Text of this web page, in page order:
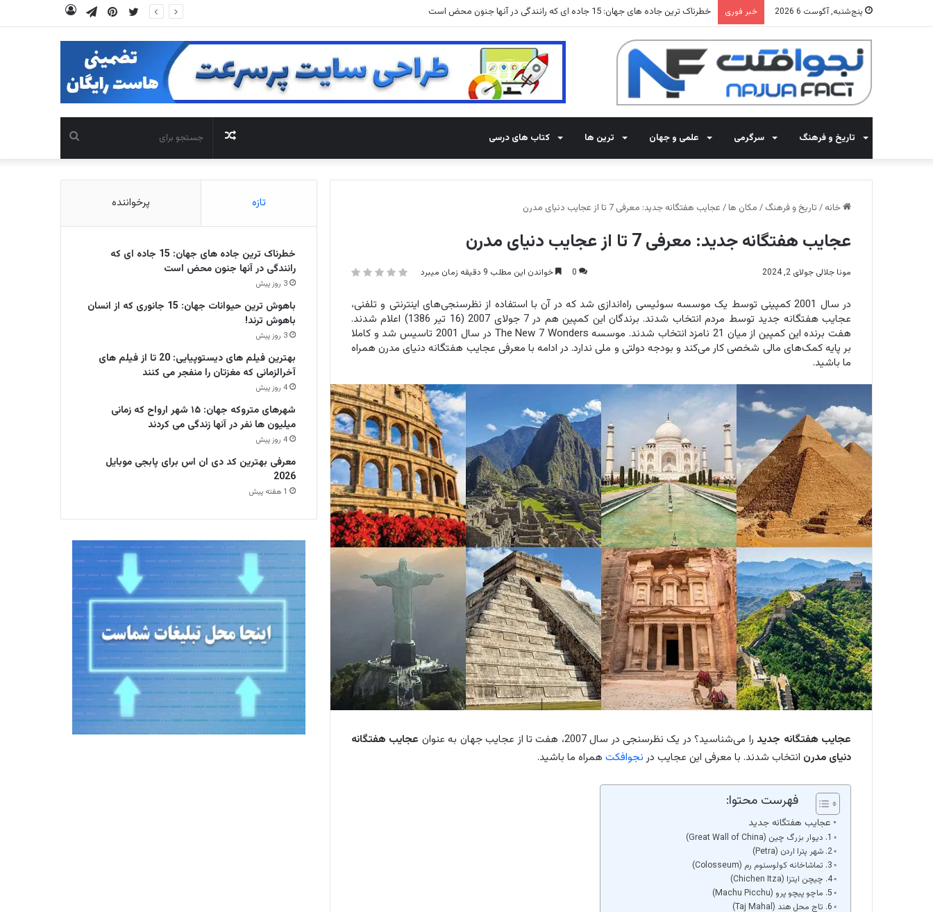
پنج‌شنبه, آگوست 6 2026 خبر فوری خطرناک ترین جاده های جهان: 15 جاده ای که رانندگی در آنها جنون محض است تلگرام
‫پین‌ترست توییتر
تاریخ و فرهنگ سرگرمی علمی و جهان ترین ها کتاب های درسی
برای
نوشته
تصادفی
خانه / تاریخ و فرهنگ / مکان ها / عجایب هفتگانه جدید: معرفی 7 تا از عجایب دنیای مدرن
عجایب هفتگانه جدید: معرفی 7 تا از عجایب دنیای مدرن
مونا جلالی جولای 2, 2024 0 خواندن این مطلب 9 دقیقه زمان میبرد
در سال 2001 کمپینی توسط یک موسسه سوئیسی راه‌اندازی شد که در آن با استفاده از نظرسنجی‌های اینترنتی و تلفنی،
عجایب هفتگانه جدید توسط مردم انتخاب شدند. برندگان این کمپین هم در 7 جولای 2007 (16 تیر 1386) اعلام شدند.
هفت برنده این کمپین از میان 21 نامزد انتخاب شدند. موسسه The New 7 Wonders در سال 2001 تاسیس شد و کاملا
بر پایه کمک‌های مالی شخصی کار می‌کند و بودجه دولتی و ملی ندارد. در ادامه با معرفی عجایب هفتگانه دنیای مدرن همراه
ما باشید.
عجایب هفتگانه جدید را می‌شناسید؟ در یک نظرسنجی در سال 2007، هفت تا از عجایب جهان به عنوان
عجایب هفتگانه
دنیای مدرن انتخاب شدند. با معرفی این عجایب درنجوافکت همراه ما باشید.
فهرست محتوا:
عجایب هفتگانه جدید
1. دیوار بزرگ چین (Great Wall of China)
2. شهر پترا اردن (Petra)
3. تماشاخانه کولوسئوم رم (Colosseum)
4. چیچن ایتزا (Chichen Itza)
5. ماچو پیچو پرو (Machu Picchu)
6. تاج محل هند (Taj Mahal)
تازه پرخواننده
خطرناک ترین جاده های جهان: 15 جاده ای که
رانندگی در آنها جنون محض است
3 روز پیش
باهوش ترین حیوانات جهان: 15 جانوری که از انسان
باهوش ترند!
3 روز پیش
بهترین فیلم های دیستوپیایی: 20 تا از فیلم های
آخرالزمانی که مغزتان را منفجر می کنند
4 روز پیش
شهرهای متروکه جهان: ۱۵ شهر ارواح که زمانی
میلیون ها نفر در آنها زندگی می کردند
4 روز پیش
معرفی بهترین کد دی ان اس برای پابجی موبایل
2026
1 هفته پیش